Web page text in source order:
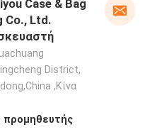
Case & Bag
Co., Ltd.
District,
,Κίνα
προμηθευτής